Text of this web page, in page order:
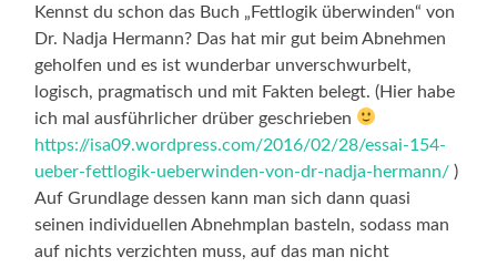
Kennst du schon das Buch „Fettlogik überwinden“ von
Dr. Nadja Hermann? Das hat mir gut beim Abnehmen
geholfen und es ist wunderbar unverschwurbelt,
logisch, pragmatisch und mit Fakten belegt. (Hier habe
ich mal ausführlicher drüber geschrieben
https://isa09.wordpress.com/2016/02/28/essai-154-
ueber-fettlogik-ueberwinden-von-dr-nadja-hermann/ )
Auf Grundlage dessen kann man sich dann quasi
seinen individuellen Abnehmplan basteln, sodass man
auf nichts verzichten muss, auf das man nicht